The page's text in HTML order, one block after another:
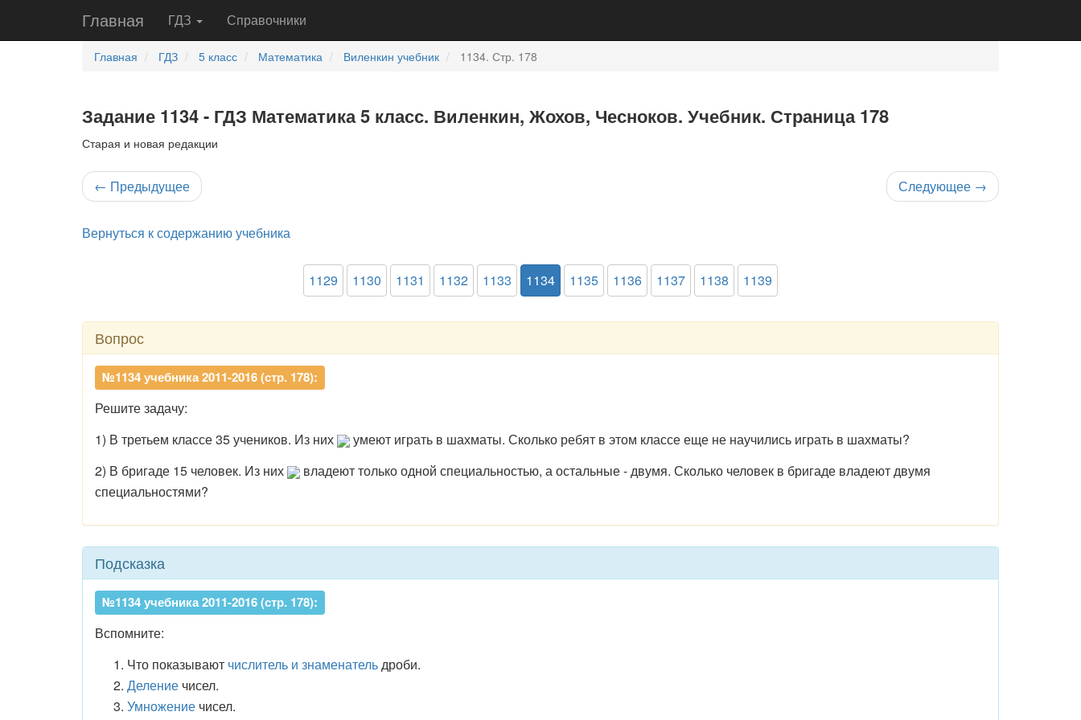
Главная ГДЗ Справочники
Главная ГДЗ 5 класс Математика Виленкин учебник 1134. Стр. 178
Задание 1134 - ГДЗ Математика 5 класс. Виленкин, Жохов, Чесноков. Учебник. Страница 178
Старая и новая редакции
← Предыдущее Следующее →
Вернуться к содержанию учебника
1129 1130 1131 1132 1133 1134 1135 1136 1137 1138 1139
Вопрос
№1134 учебника 2011-2016 (стр. 178):
Решите задачу:
1) В третьем классе 35 учеников. Из них
умеют играть в шахматы. Сколько ребят в этом классе еще не научились играть в шахматы?
2) В бригаде 15 человек. Из них
владеют только одной специальностью, а остальные - двумя. Сколько человек в бригаде владеют двумя
специальностями?
Подсказка
№1134 учебника 2011-2016 (стр. 178):
Вспомните:
Что показывают числитель и знаменательдроби.
Деление чисел.
Умножение чисел.